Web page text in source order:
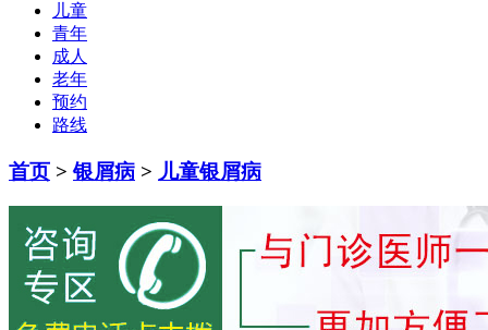
儿童
青年
成人
老年
预约
路线
首页 >银屑病 > 儿童银屑病